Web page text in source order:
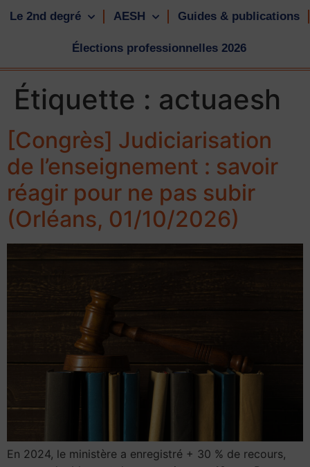
Le 2nd degré AESH Guides & publications
Élections professionnelles 2026
Étiquette : actuaesh
[Congrès] Judiciarisation
de l’enseignement : savoir
réagir pour ne pas subir
(Orléans, 01/10/2026)
En 2024, le ministère a enregistré + 30 % de recours,